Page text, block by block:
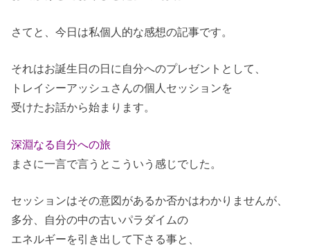
さてと、今日は私個人的な感想の記事です。
それはお誕生日の日に自分へのプレゼントとして、
トレイシーアッシュさんの個人セッションを
受けたお話から始まります。
深淵なる自分への旅
まさに一言で言うとこういう感じでした。
セッションはその意図があるか否かはわかりませんが、
多分、自分の中の古いパラダイムの
エネルギーを引き出して下さる事と、